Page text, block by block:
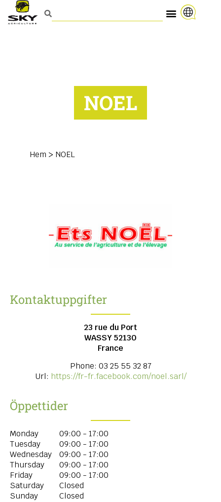
NOEL
Hem > NOEL
Kontaktuppgifter
23 rue du Port
WASSY52130
France
Phone: 03 25 55 32 87
Url: https://fr-fr.facebook.com/noel.sarl/
Öppettider
Monday
09:00 - 17:00
Tuesday
09:00 - 17:00
Wednesday
09:00 - 17:00
Thursday
09:00 - 17:00
Friday
09:00 - 17:00
Saturday
Closed
Sunday
Closed